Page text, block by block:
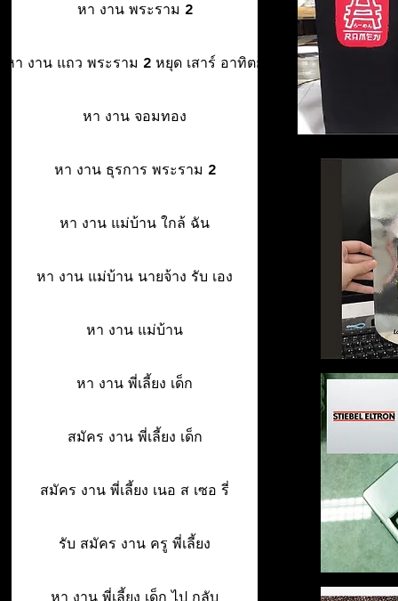
หา งาน พระราม 2
หา งาน แถว พระราม 2 หยุด เสาร์ อาทิตย์
หา งาน จอมทอง
หา งาน ธุรการ พระราม 2
หา งาน แม่บ้าน ใกล้ ฉัน
หา งาน แม่บ้าน นายจ้าง รับ เอง
หา งาน แม่บ้าน
หา งาน พี่เลี้ยง เด็ก
สมัคร งาน พี่เลี้ยง เด็ก
สมัคร งาน พี่เลี้ยง เนอ ส เซอ รี่
รับ สมัคร งาน ครู พี่เลี้ยง
หา งาน พี่เลี้ยง เด็ก ไป กลับ